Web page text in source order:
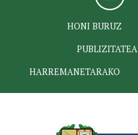
HONI BURUZ
PUBLIZITATEA
HARREMANETARAKO